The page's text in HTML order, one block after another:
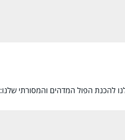
להכנת הפול המדהים והמסורתי שלנו: